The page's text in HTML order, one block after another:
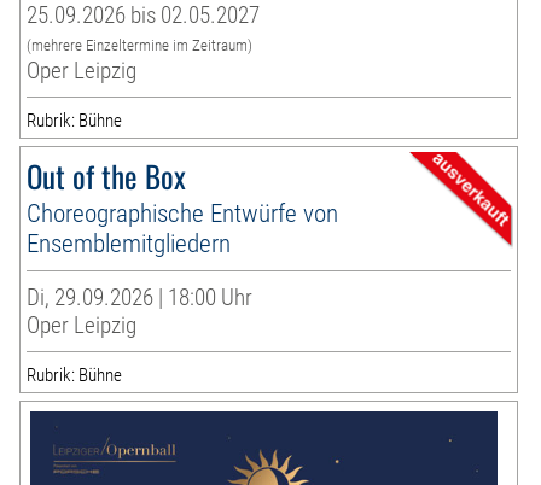
25.09.2026 bis 02.05.2027
(mehrere Einzeltermine im Zeitraum)
Oper Leipzig
Rubrik: Bühne
Out of the Box
Choreographische Entwürfe von
Ensemblemitgliedern
Di, 29.09.2026 | 18:00 Uhr
Oper Leipzig
Rubrik: Bühne